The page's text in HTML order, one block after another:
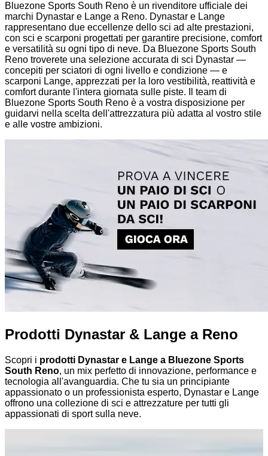
Bluezone Sports South Reno è un rivenditore ufficiale dei
marchi Dynastar e Lange a Reno. Dynastar e Lange
rappresentano due eccellenze dello sci ad alte prestazioni,
con sci e scarponi progettati per garantire precisione, comfort
e versatilità su ogni tipo di neve. Da Bluezone Sports South
Reno troverete una selezione accurata di sci Dynastar —
concepiti per sciatori di ogni livello e condizione — e
scarponi Lange, apprezzati per la loro vestibilità, reattività e
comfort durante l'intera giornata sulle piste. Il team di
Bluezone Sports South Reno è a vostra disposizione per
guidarvi nella scelta dell'attrezzatura più adatta al vostro stile
e alle vostre ambizioni.
Prodotti Dynastar & Lange a Reno
Scopri i prodotti Dynastar e Lange a Bluezone Sports
South Reno, un mix perfetto di innovazione, performance e
tecnologia all'avanguardia. Che tu sia un principiante
appassionato o un professionista esperto, Dynastar e Lange
offrono una collezione di sci e attrezzature per tutti gli
appassionati di sport sulla neve.